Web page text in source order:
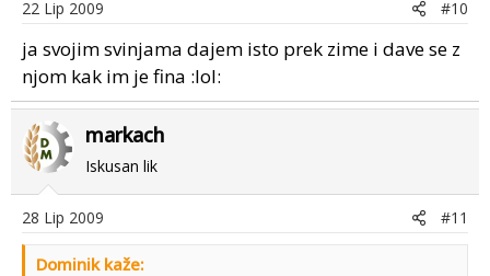
22 Lip 2009 #10
ja svojim svinjama dajem isto prek zime i dave se z
njom kak im je fina :lol:
markach
Iskusan lik
28 Lip 2009 #11
Dominik kaže: